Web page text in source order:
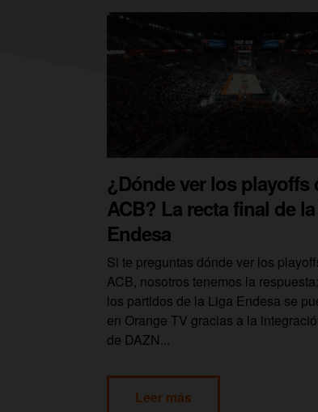
¿Dónde ver los playoffs
ACB? La recta final de
Endesa
Si te preguntas dónde ver los
ACB, nosotros tenemos la
los partidos de la Liga Endesa se
en Orange TV gracias a la
de DAZN...
Leer más